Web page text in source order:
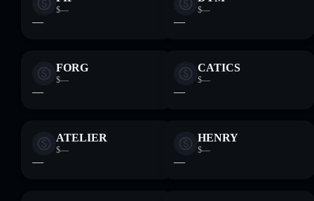
$—
—
$—
—
FORG
$—
—
CATICS
$—
—
ATELIER
$—
—
HENRY
$—
—